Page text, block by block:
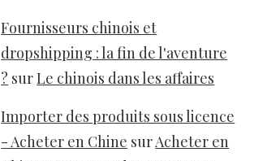
Fournisseurs chinois et
dropshipping : la fin de l'aventure
? surLe chinois dans les affaires
Importer des produits sous licence
- Acheter en Chine surAcheter en